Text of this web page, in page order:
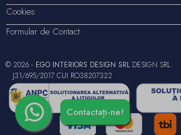
Cookies
Formular de Contact
© 2026 - EGO INTERIORS DESIGN SRLDESIGN SRL.
J31/695/2017 CUI RO38207322
Contactați-ne!